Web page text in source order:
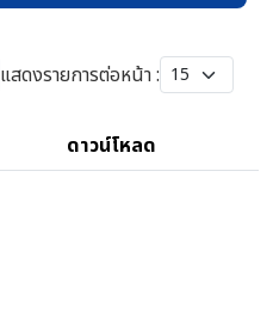
แสดงรายการต่อหน้า :
ดาวน์โหลด